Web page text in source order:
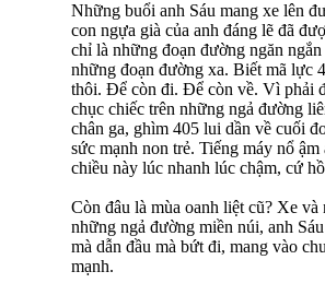
Những buổi anh Sáu mang xe lên
con ngựa già của anh đáng lẽ đã
chỉ là những đoạn đường ngăn
những đoạn đường xa. Biết mã lực
thôi. Để còn đi. Để còn về. Vì phải
chục chiếc trên những ngả đường
chân ga, ghìm 405 lui dần về cuối
sức mạnh non trẻ. Tiếng máy nổ
chiều này lúc nhanh lúc chậm, cứ
Còn đâu là mùa oanh liệt cũ? Xe
những ngả đường miền núi, anh
mà dẫn đầu mà bứt đi, mang vào
mạnh.